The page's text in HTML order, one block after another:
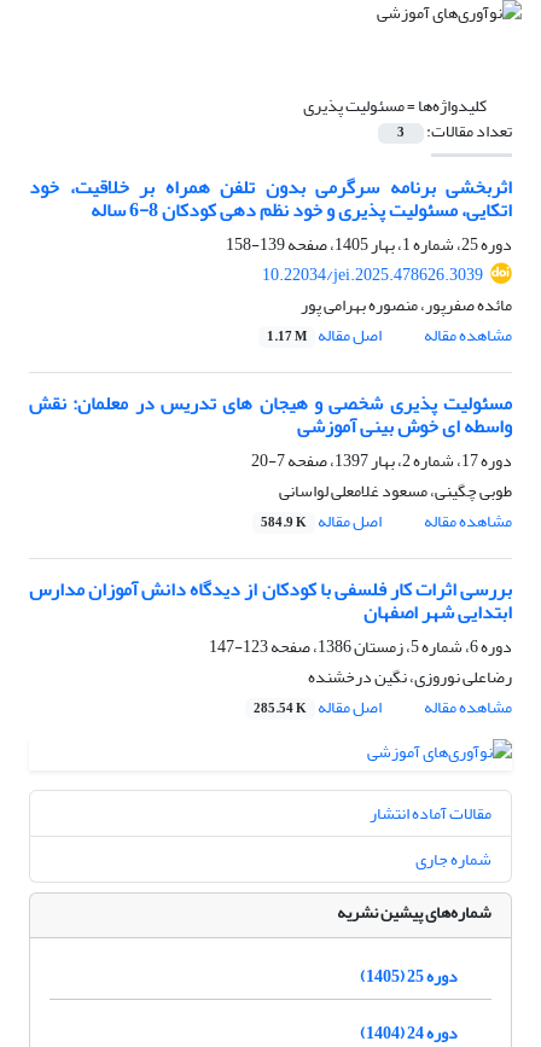
کلیدواژه‌ها =مسئولیت پذیری
تعداد مقالات: 3
اثربخشی برنامه سرگرمی بدون تلفن همراه بر خلاقیت، خود
اتکایی، مسئولیت پذیری و خود نظم دهی کودکان 8-6 ساله
دوره 25، شماره 1، بهار 1405، صفحه
139-158
10.22034/jei.2025.478626.3039
مائده صفرپور، منصوره بهرامی پور
مشاهده مقاله
اصل مقاله 1.17 M
مسئولیت پذیری شخصی و هیجان های تدریس در معلمان: نقش
واسطه ای خوش بینی آموزشی
دوره 17، شماره 2، بهار 1397، صفحه
7-20
طوبی چگینی، مسعود غلامعلی لواسانی
مشاهده مقاله
اصل مقاله 584.9 K
بررسی اثرات کار فلسفی با کودکان از دیدگاه دانش آموزان مدارس
ابتدایی شهر اصفهان
دوره 6، شماره 5، زمستان 1386، صفحه
123-147
رضاعلی نوروزی، نگین درخشنده
مشاهده مقاله
اصل مقاله 285.54 K
مقالات آماده انتشار
شماره جاری
شماره‌های پیشین نشریه
دوره 25 (1405)
دوره 24 (1404)